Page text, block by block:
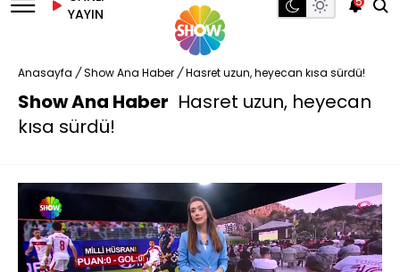
YAYIN
Anasayfa / Show Ana Haber / Hasret uzun, heyecan kısa sürdü!
Show Ana Haber Hasret uzun, heyecan
kısa sürdü!